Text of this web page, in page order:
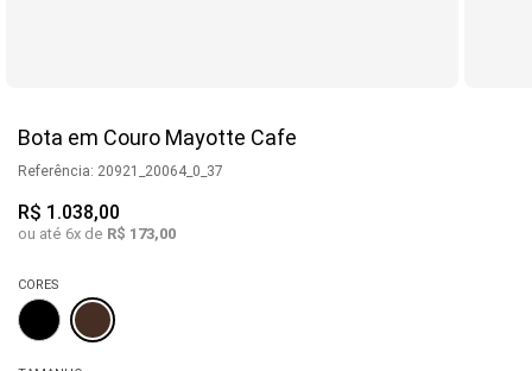
Bota em Couro Mayotte Cafe
Referência: 20921_20064_0_37
R$ 1 .038,00
ou até 6x de R$ 173,00
CORES